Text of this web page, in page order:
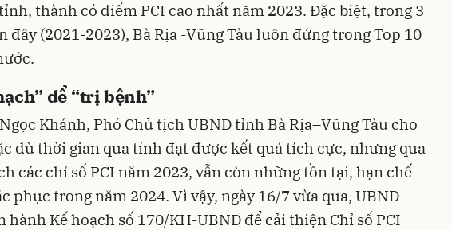
thành có điểm PCI cao nhất năm 2023. Đặc biệt, trong 3
đây (2021-2023), Bà Rịa -Vũng Tàu luôn đứng trong Top 10
để “trị bệnh”
Khánh, Phó Chủ tịch UBND tỉnh Bà Rịa–Vũng Tàu cho
dù thời gian qua tỉnh đạt được kết quả tích cực, nhưng qua
các chỉ số PCI năm 2023, vẫn còn những tồn tại, hạn chế
phục trong năm 2024. Vì vậy, ngày 16/7 vừa qua, UBND
hành Kế hoạch số 170/KH-UBND để cải thiện Chỉ số PCI